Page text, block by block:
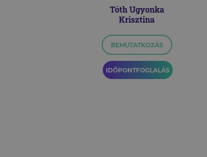
Tóth Ugyonka
Krisztina
BEMUTATKOZÁS
IDŐPONTFOGLALÁS